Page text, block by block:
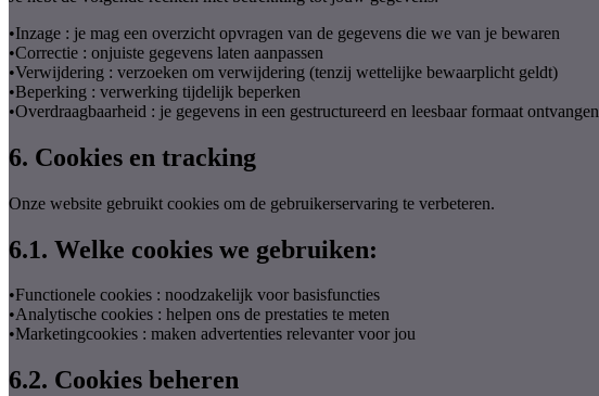
•Inzage : je mag een overzicht opvragen van de gegevens die we van je bewaren
•Correctie : onjuiste gegevens laten aanpassen
•Verwijdering : verzoeken om verwijdering (tenzij wettelijke bewaarplicht geldt)
•Beperking : verwerking tijdelijk beperken
•Overdraagbaarheid : je gegevens in een gestructureerd en leesbaar formaat ontvangen
6. Cookies en tracking
Onze website gebruikt cookies om de gebruikerservaring te verbeteren.
6.1. Welke cookies we gebruiken:
•Functionele cookies : noodzakelijk voor basisfuncties
•Analytische cookies : helpen ons de prestaties te meten
•Marketingcookies : maken advertenties relevanter voor jou
6.2. Cookies beheren